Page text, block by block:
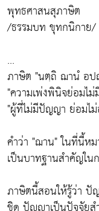
พุทธศาสนสุภาษิต
/ธรรมบท ขุทกนิกาย/
...
ภาษิต "นตฺถิ ฌานํ อป
"ความเพ่งพินิจย่อม
"ผู้ที่ไม่มีปัญญา ย่อมไม่
คำว่า "ฌาน" ในที่นี้ห
เป็นบาทฐานสำคัญใน
ภาษิตนี้สอนให้รู้ว่า ปั